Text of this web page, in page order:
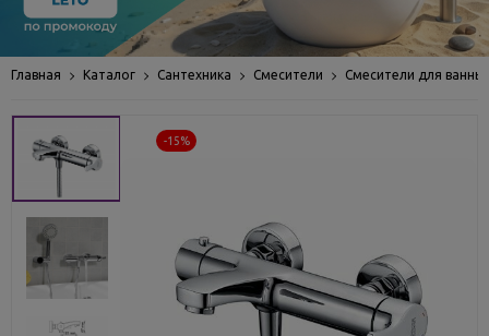
Главная Каталог Сантехника Смесители Смесители для ванны
-15%